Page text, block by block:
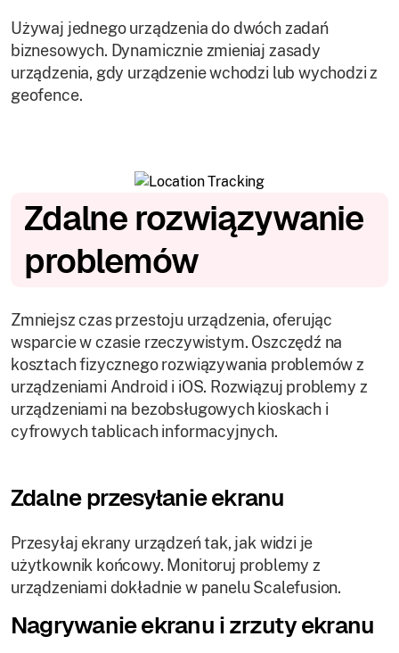
Używaj jednego urządzenia do dwóch zadań
biznesowych. Dynamicznie zmieniaj zasady
urządzenia, gdy urządzenie wchodzi lub wychodzi z
geofence.
Zdalne rozwiązywanie
problemów
Zmniejsz czas przestoju urządzenia, oferując
wsparcie w czasie rzeczywistym. Oszczędź na
kosztach fizycznego rozwiązywania problemów z
urządzeniami Android i iOS. Rozwiązuj problemy z
urządzeniami na bezobsługowych kioskach i
cyfrowych tablicach informacyjnych.
Zdalne przesyłanie ekranu
Przesyłaj ekrany urządzeń tak, jak widzi je
użytkownik końcowy. Monitoruj problemy z
urządzeniami dokładnie w panelu Scalefusion.
Nagrywanie ekranu i zrzuty ekranu